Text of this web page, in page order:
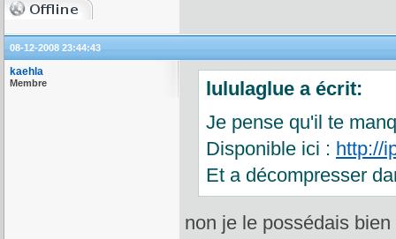
08-12-2008 23:44:43
kaehla
Membre
lululaglue a écrit:
Je pense qu'il te
Disponible ici : http://
Et a décompresser
non je le possédais bien